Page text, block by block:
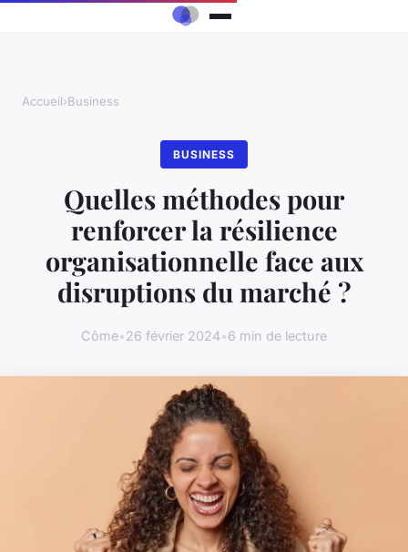
Accueil›Business
BUSINESS
Quelles méthodes pour
renforcer la résilience
organisationnelle face aux
disruptions du marché ?
Côme•26 février 2024•6 min de lecture